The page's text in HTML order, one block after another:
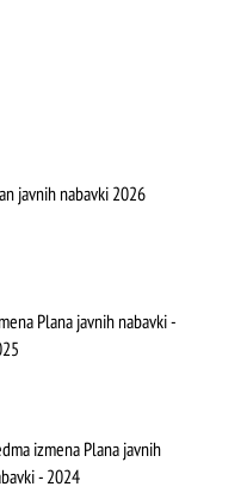
javnih nabavki 2026
Plana javnih nabavki -
izmena Plana javnih
- 2024